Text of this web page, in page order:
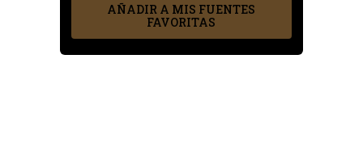
AÑADIR A MIS FUENTES
FAVORITAS